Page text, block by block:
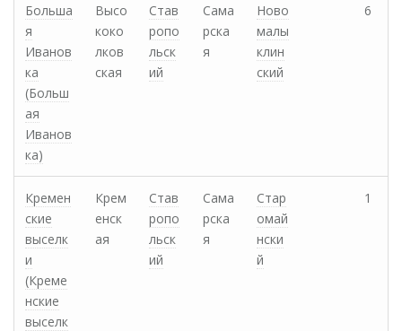
Больша
я
Иванов
ка
(Больш
ая
Иванов
ка)
Высо
коко
лков
ская
Став
ропо
льск
ий
Сама
рска
я
Ново
малы
клин
ский
6
Кремен
ские
выселк
и
(Креме
нские
выселк
Крем
енск
ая
Став
ропо
льск
ий
Сама
рска
я
Стар
омай
нски
й
1